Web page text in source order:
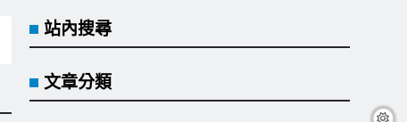
站內搜尋
文章分類